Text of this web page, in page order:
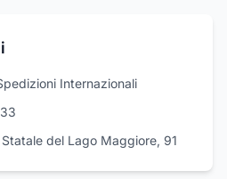
Internazionali
del Lago Maggiore, 91